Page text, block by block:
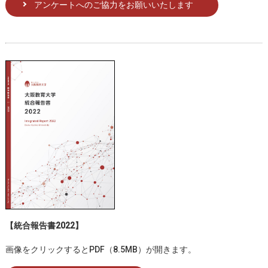
アンケートへのご協力をお願いいたします
【統合報告書2022】
画像をクリックするとPDF（8.5MB）が開きます。